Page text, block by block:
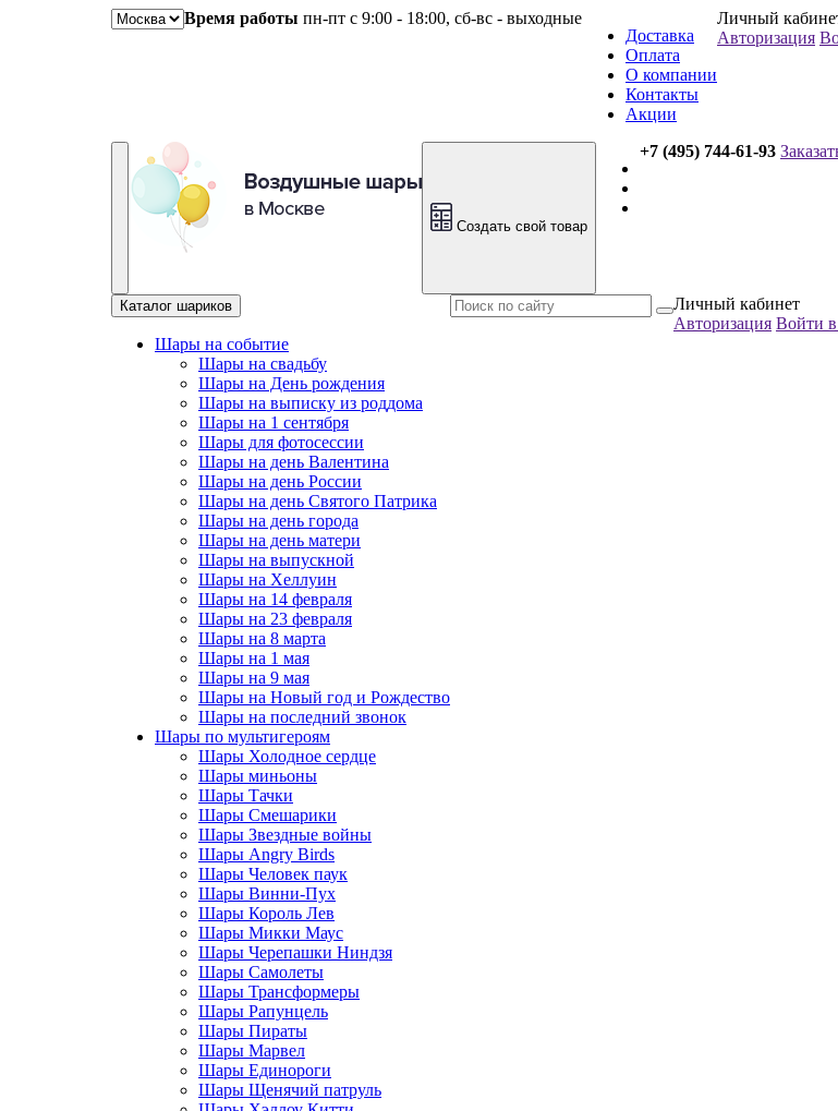
Время работы пн-пт с 9:00 - 18:00, сб-вс - выходные
Доставка
Оплата
О компании
Контакты
Акции
Личный
Авторизация
Создать свой товар
+7 (495) 744-61-93
Каталог шариков
Шары на событие
Шары на свадьбу
Шары на День рождения
Шары на выписку из роддома
Шары на 1 сентября
Шары для фотосессии
Шары на день Валентина
Шары на день России
Шары на день Святого Патрика
Шары на день города
Шары на день матери
Шары на выпускной
Шары на Хеллуин
Шары на 14 февраля
Шары на 23 февраля
Шары на 8 марта
Шары на 1 мая
Шары на 9 мая
Шары на Новый год и Рождество
Шары на последний звонок
Шары по мультигероям
Шары Холодное сердце
Шары миньоны
Шары Тачки
Шары Смешарики
Шары Звездные войны
Шары Angry Birds
Шары Человек паук
Шары Винни-Пух
Шары Король Лев
Шары Микки Маус
Шары Черепашки Ниндзя
Шары Самолеты
Шары Трансформеры
Шары Рапунцель
Шары Пираты
Шары Марвел
Шары Единороги
Шары Щенячий патруль
Личный кабинет
Авторизация Войти в